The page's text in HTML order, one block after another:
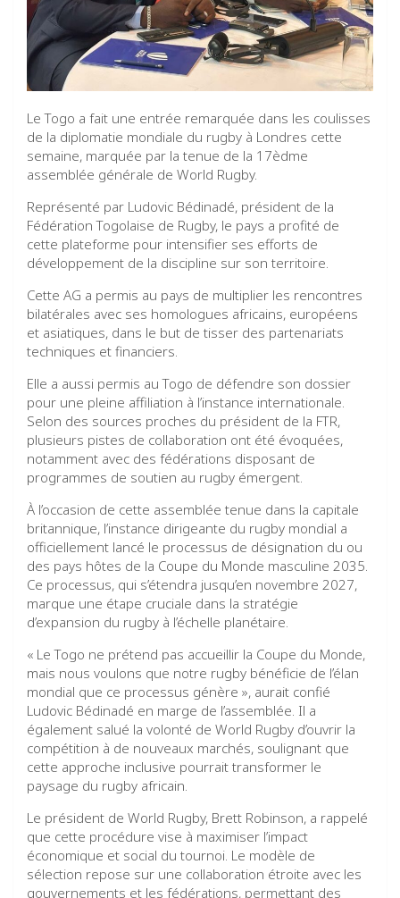
Le Togo a fait une entrée remarquée dans les coulisses
de la diplomatie mondiale du rugby à Londres cette
semaine, marquée par la tenue de la 17èdme
assemblée générale de World Rugby.
Représenté par Ludovic Bédinadé, président de la
Fédération Togolaise de Rugby, le pays a profité de
cette plateforme pour intensifier ses efforts de
développement de la discipline sur son territoire.
Cette AG a permis au pays de multiplier les rencontres
bilatérales avec ses homologues africains, européens
et asiatiques, dans le but de tisser des partenariats
techniques et financiers.
Elle a aussi permis au Togo de défendre son dossier
pour une pleine affiliation à l’instance internationale.
Selon des sources proches du président de la FTR,
plusieurs pistes de collaboration ont été évoquées,
notamment avec des fédérations disposant de
programmes de soutien au rugby émergent.
À l’occasion de cette assemblée tenue dans la capitale
britannique, l’instance dirigeante du rugby mondial a
officiellement lancé le processus de désignation du ou
des pays hôtes de la Coupe du Monde masculine 2035.
Ce processus, qui s’étendra jusqu’en novembre 2027,
marque une étape cruciale dans la stratégie
d’expansion du rugby à l’échelle planétaire.
« Le Togo ne prétend pas accueillir la Coupe du Monde,
mais nous voulons que notre rugby bénéficie de l’élan
mondial que ce processus génère », aurait confié
Ludovic Bédinadé en marge de l’assemblée. Il a
également salué la volonté de World Rugby d’ouvrir la
compétition à de nouveaux marchés, soulignant que
cette approche inclusive pourrait transformer le
paysage du rugby africain.
Le président de World Rugby, Brett Robinson, a rappelé
que cette procédure vise à maximiser l’impact
économique et social du tournoi. Le modèle de
sélection repose sur une collaboration étroite avec les
gouvernements et les fédérations, permettant des